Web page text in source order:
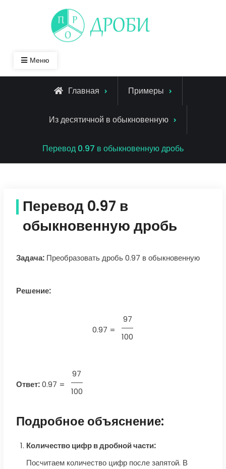
Меню
Главная Примеры
Из десятичной в обыкновенную
Перевод 0.97 в обыкновенную дробь
Перевод 0.97 в
обыкновенную дробь
Задача:Преобразовать дробь 0.97 в обыкновенную
Решение:
0.97 =
97
100
Ответ: 0.97 =
97
100
Подробное объяснение:
Количество цифр в дробной части:
Посчитаем количество цифр после запятой. В